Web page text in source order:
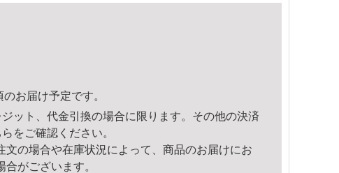
お届け予定です。
ット、代金引換の場合に限ります。その他の決済
をご確認ください。
の場合や在庫状況によって、商品のお届けにお
がございます。